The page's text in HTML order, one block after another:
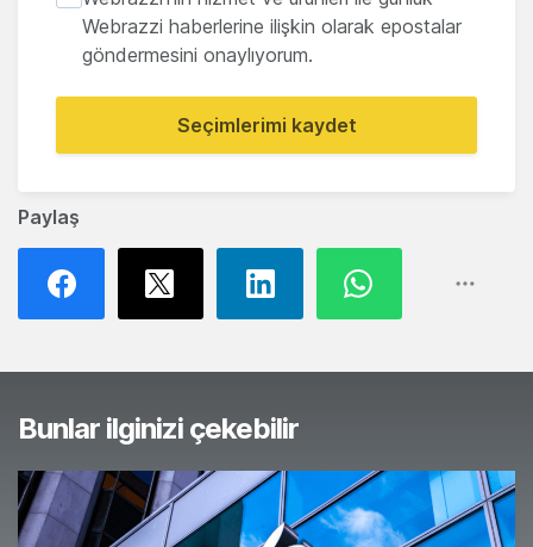
Paylaş
Webrazzi haberlerine ilişkin olarak epostalar
göndermesini onaylıyorum.
Seçimlerimi kaydet
Bunlar ilginizi çekebilir